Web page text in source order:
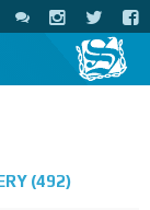
(492)